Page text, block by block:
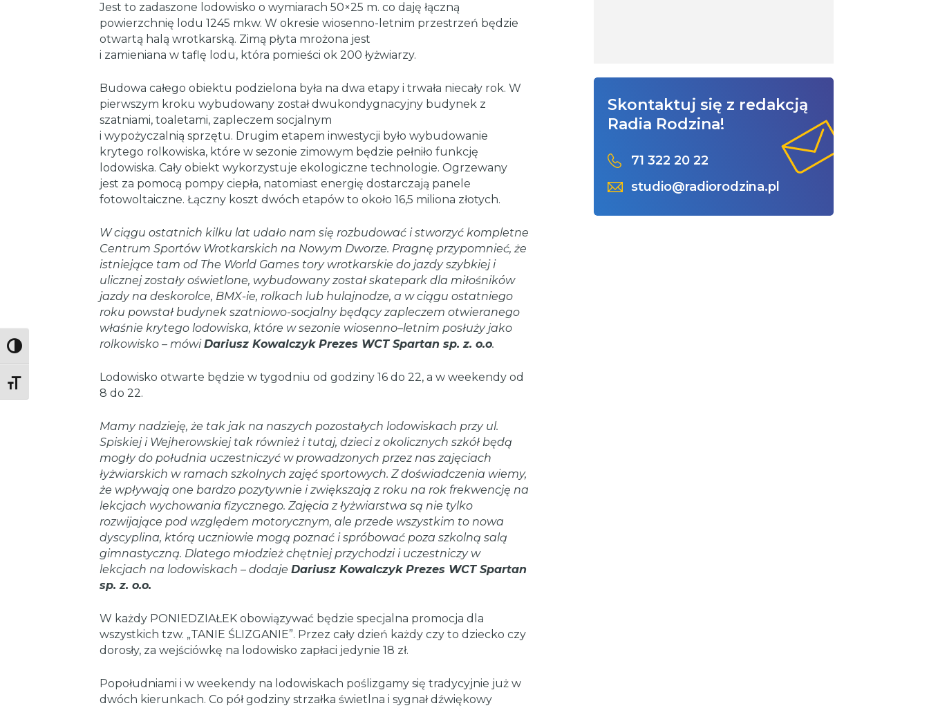
Toggle High Contrast
Toggle Font size
Jest to zadaszone lodowisko o wymiarach 50×25 m. co daję łączną
powierzchnię lodu 1245 mkw. W okresie wiosenno-letnim przestrzeń będzie
otwartą halą wrotkarską. Zimą płyta mrożona jest
i zamieniana w taflę lodu, która pomieści ok 200 łyżwiarzy.
Budowa całego obiektu podzielona była na dwa etapy i trwała niecały rok. W
pierwszym kroku wybudowany został dwukondygnacyjny budynek z
szatniami, toaletami, zapleczem socjalnym
i wypożyczalnią sprzętu. Drugim etapem inwestycji było wybudowanie
krytego rolkowiska, które w sezonie zimowym będzie pełniło funkcję
lodowiska. Cały obiekt wykorzystuje ekologiczne technologie. Ogrzewany
jest za pomocą pompy ciepła, natomiast energię dostarczają panele
fotowoltaiczne. Łączny koszt dwóch etapów to około 16,5 miliona złotych.
W ciągu ostatnich kilku lat udało nam się rozbudować i stworzyć kompletne
Centrum Sportów Wrotkarskich na Nowym Dworze. Pragnę przypomnieć, że
istniejące tam od The World Games tory wrotkarskie do jazdy szybkiej i
ulicznej zostały oświetlone, wybudowany został skatepark dla miłośników
jazdy na deskorolce, BMX-ie, rolkach lub hulajnodze, a w ciągu ostatniego
roku powstał budynek szatniowo-socjalny będący zapleczem otwieranego
właśnie krytego lodowiska, które w sezonie wiosenno–letnim posłuży jako
rolkowisko – mówiDariusz Kowalczyk Prezes WCT Spartan sp. z. o.o.
Lodowisko otwarte będzie w tygodniu od godziny 16 do 22, a w weekendy od
8 do 22.
Mamy nadzieję, że tak jak na naszych pozostałych lodowiskach przy ul.
Spiskiej i Wejherowskiej tak również i tutaj, dzieci z okolicznych szkół będą
mogły do południa uczestniczyć wprowadzonych przez nas zajęciach
łyżwiarskich w ramach szkolnych zajęć sportowych. Z doświadczenia wiemy,
że wpływają one bardzo pozytywnie i zwiększają z roku na rok frekwencję na
lekcjach wychowania fizycznego. Zajęcia z łyżwiarstwa są nie tylko
rozwijające pod względem motorycznym, ale przede wszystkim to nowa
dyscyplina, którą uczniowie mogą poznać i spróbować poza szkolną salą
gimnastyczną. Dlatego młodzież chętniej przychodzi i uczestniczy w
lekcjach na lodowiskach – dodaje Dariusz Kowalczyk Prezes WCT Spartan
sp. z. o.o.
W każdy PONIEDZIAŁEK obowiązywać będzie specjalna promocja dla
wszystkich tzw. „TANIE ŚLIZGANIE”. Przez cały dzień każdy czy to dziecko czy
dorosły, za wejściówkę na lodowisko zapłaci jedynie 18 zł.
Popołudniami i w weekendy na lodowiskach poślizgamy się tradycyjnie już w
dwóch kierunkach. Co pół godziny strzałka świetlna i sygnał dźwiękowy
Skontaktuj się z redakcją
Radia Rodzina!
71 322 20 22
studio@radiorodzina.pl